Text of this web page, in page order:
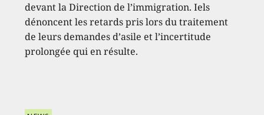
devant la Direction de l’immigration. Iels
dénoncent les retards pris lors du traitement
de leurs demandes d’asile et l’incertitude
prolongée qui en résulte.